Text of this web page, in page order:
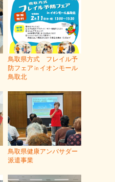
鳥取県方式 フレイル予
防フェア㏌イオンモール
鳥取北
鳥取県健康アンバサダー
派遣事業